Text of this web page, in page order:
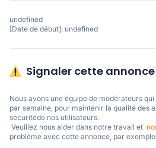
undefined
[Date de début]: undefined
Signaler cette annonce
Nous avons une éguipe de modérateurs
par semaine, pour maintenir la qualité des
sécuritéde nos utilisateurs.
Veuillez nous aider dans notre travail et
problème avec cette annonce, par